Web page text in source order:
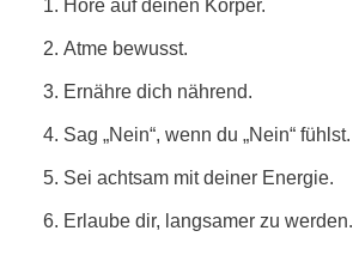
Höre auf deinen Körper.
Atme bewusst.
Ernähre dich nährend.
Sag „Nein“, wenn du „Nein“ fühlst.
Sei achtsam mit deiner Energie.
Erlaube dir, langsamer zu werden.